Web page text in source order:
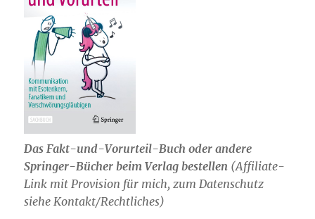
Das Fakt-und-Vorurteil-Buch oder andere
Springer-Bücher beim Verlag bestellen (Affiliate-
Link mit Provision für mich, zum Datenschutz
siehe Kontakt/Rechtliches)